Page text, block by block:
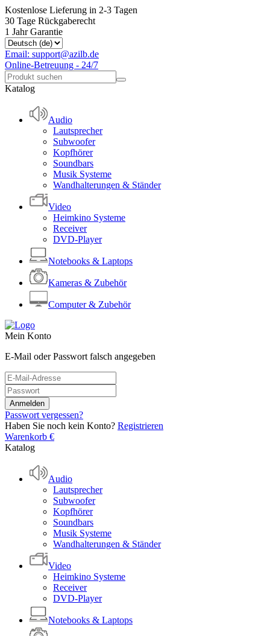
Kostenlose Lieferung in 2-3 Tagen
30 Tage Rückgaberecht
1 Jahr Garantie
Email: support@azilb.de
Online-Betreuung - 24/7
Katalog
Audio
Lautsprecher
Subwoofer
Kopfhörer
Soundbars
Musik Systeme
Wandhalterungen & Ständer
Video
Heimkino Systeme
Receiver
DVD-Player
Notebooks & Laptops
Kameras & Zubehör
Computer & Zubehör
Mein Konto
E-Mail oder Passwort falsch angegeben
Passwort vergessen?
Haben Sie noch kein Konto? Registrieren
Warenkorb €
Katalog
Audio
Lautsprecher
Subwoofer
Kopfhörer
Soundbars
Musik Systeme
Wandhalterungen & Ständer
Video
Heimkino Systeme
Receiver
DVD-Player
Notebooks & Laptops